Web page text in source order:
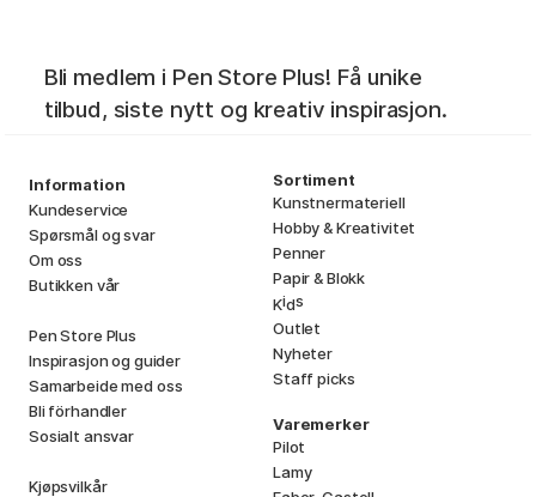
Bli medlem i Pen Store Plus! Få unike
tilbud, siste nytt og kreativ inspirasjon.
Information
Kundeservice
Spørsmål og svar
Om oss
Butikken vår
Pen Store Plus
Inspirasjon og guider
Samarbeide med oss
Bli förhandler
Sosialt ansvar
Kjøpsvilkår
Sortiment
Kunstnermateriell
Hobby & Kreativitet
Penner
Papir & Blokk
Kids
Outlet
Nyheter
Staff picks
Varemerker
Pilot
Lamy